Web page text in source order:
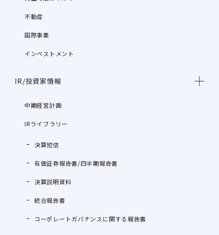
不動産
国際事業
インベストメント
IR/投資家情報
中期経営計画
IRライブラリー
決算短信
有価証券報告書/四半期報告書
決算説明資料
統合報告書
コーポレートガバナンスに関する報告書